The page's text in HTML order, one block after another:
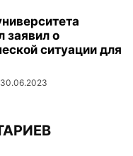
заявил о
ситуации для
30.06.2023